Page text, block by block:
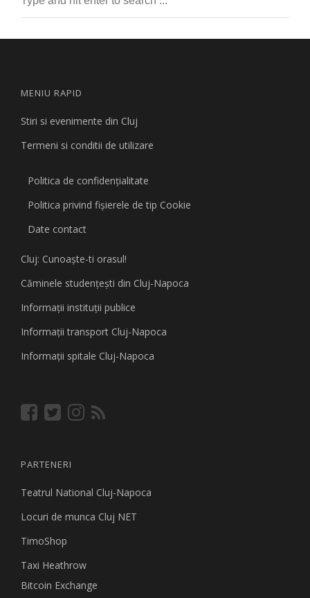
MENIU RAPID
Stiri si evenimente din Cluj
Termeni si conditii de utilizare
Politica de confidențialitate
Politica privind fişierele de tip Cookie
Date contact
Cluj: Cunoaşte-ti orasul!
Căminele studenţeşti din Cluj-Napoca
Informaţii instituţii publice
Informaţii transport Cluj-Napoca
Informaţii spitale Cluj-Napoca
PARTENERI
Teatrul National Cluj-Napoca
Locuri de munca Cluj NET
TimoShop
Taxi Heathrow
Bitcoin Exchange